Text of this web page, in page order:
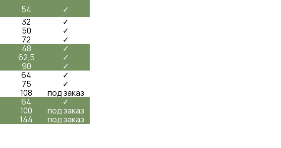
54
✓
32
✓
50
✓
72
✓
48
✓
62,5
✓
90
✓
64
✓
75
✓
108
под заказ
64
✓
100
под заказ
144
под заказ